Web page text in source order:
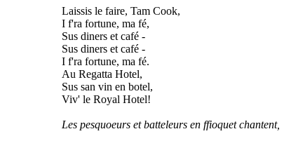
Laissis le faire, Tam Cook,
I f'ra fortune, ma fé,
Sus diners et café -
Sus diners et café -
I f'ra fortune, ma fé.
Au Regatta Hotel,
Sus san vin en botel,
Viv' le Royal Hotel!
Les pesquoeurs et batteleurs en ffioquet chantent,